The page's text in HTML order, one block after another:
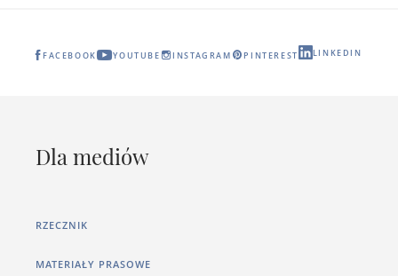
FACEBOOK YOUTUBE INSTAGRAM PINTEREST LINKEDIN
Dla mediów
RZECZNIK
MATERIAŁY PRASOWE